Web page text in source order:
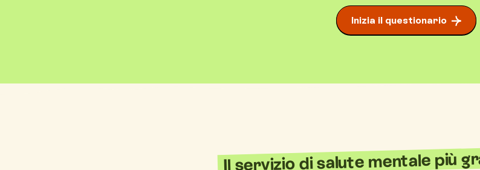
Inizia il questionario
Il servizio di salute mentale più